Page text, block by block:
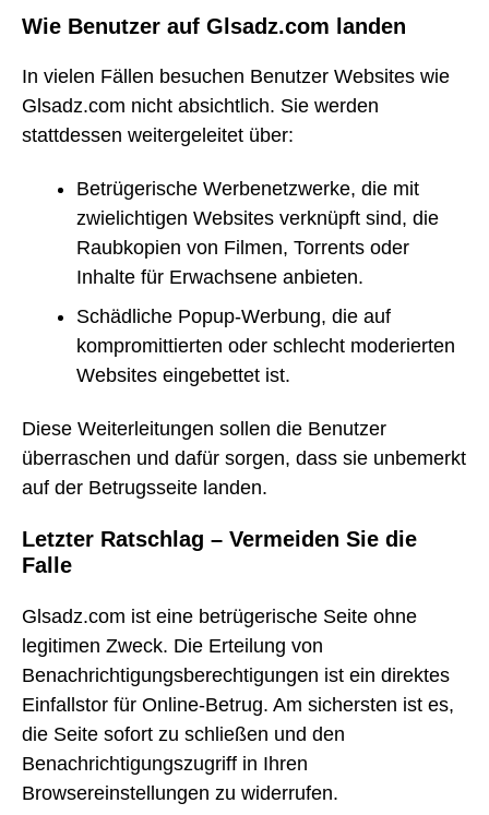
Wie Benutzer auf Glsadz.com landen
In vielen Fällen besuchen Benutzer Websites wie
Glsadz.com nicht absichtlich. Sie werden
stattdessen weitergeleitet über:
Betrügerische Werbenetzwerke, die mit
zwielichtigen Websites verknüpft sind, die
Raubkopien von Filmen, Torrents oder
Inhalte für Erwachsene anbieten.
Schädliche Popup-Werbung, die auf
kompromittierten oder schlecht moderierten
Websites eingebettet ist.
Diese Weiterleitungen sollen die Benutzer
überraschen und dafür sorgen, dass sie unbemerkt
auf der Betrugsseite landen.
Letzter Ratschlag – Vermeiden Sie die
Falle
Glsadz.com ist eine betrügerische Seite ohne
legitimen Zweck. Die Erteilung von
Benachrichtigungsberechtigungen ist ein direktes
Einfallstor für Online-Betrug. Am sichersten ist es,
die Seite sofort zu schließen und den
Benachrichtigungszugriff in Ihren
Browsereinstellungen zu widerrufen.